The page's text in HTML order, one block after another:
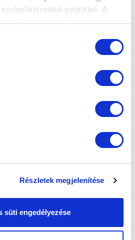
gyűjtöttek. A
Részletek megjelenítése
süti engedélyezése